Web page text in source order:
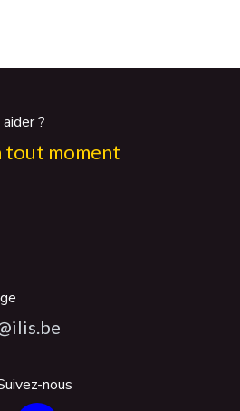
?
tout moment
nous